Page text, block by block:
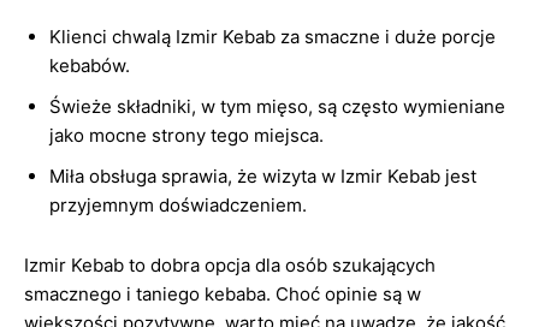
Klienci chwalą Izmir Kebab za smaczne i duże porcje
kebabów.
Świeże składniki, w tym mięso, są często wymieniane
jako mocne strony tego miejsca.
Miła obsługa sprawia, że wizyta w Izmir Kebab jest
przyjemnym doświadczeniem.
Izmir Kebab to dobra opcja dla osób szukających
smacznego i taniego kebaba. Choć opinie są w